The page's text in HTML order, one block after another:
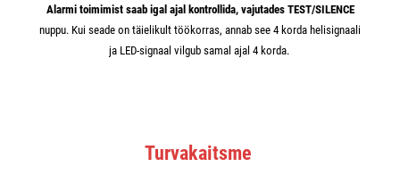
Alarmi toimimist saab igal ajal kontrollida, vajutades TEST/SILENCE
nuppu. Kui seade on täielikult töökorras, annab see 4 korda helisignaali
ja LED-signaal vilgub samal ajal 4 korda.
Turvakaitsme